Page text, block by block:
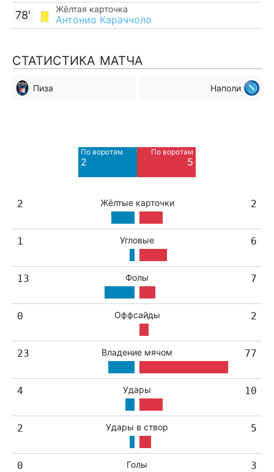
Жёлтая карточка
Антонио Караччоло
78'
СТАТИСТИКА МАТЧА
Пиза Наполи
По воротам
2
По воротам
5
2 Жёлтые карточки 2
1 Угловые 6
13 Фолы 7
0 Оффсайды 2
23 Владение мячом 77
4 Удары 10
2 Удары в створ 5
0 Голы 3